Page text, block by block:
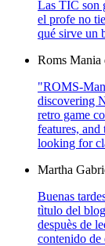
Las TIC son
el profe no
qué sirve un
Roms Mania
"ROMS-
discovering
retro game
features, and
looking for
Martha
Buenas
tìtulo del
despuès de
contenido de